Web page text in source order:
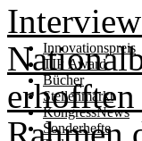
Innovationspreis
TIP Award
Bücher
Stellenmarkt
KongressNews
Sonderhefte
Rahmen